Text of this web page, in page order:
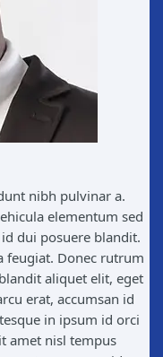
nibh pulvinar a.
elementum sed
dui posuere blandit.
feugiat. Donec rutrum
aliquet elit, eget
erat, accumsan id
in ipsum id orci
amet nisl tempus